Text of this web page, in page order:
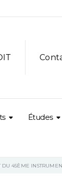
Études
DU 45ÈME